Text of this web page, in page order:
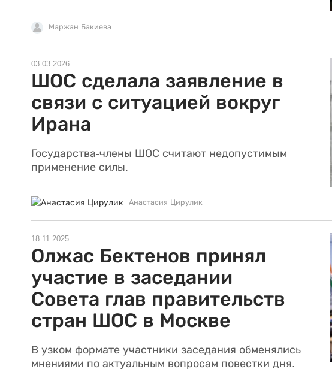
Маржан Бакиева
03.03.2026
ШОС сделала заявление в
связи с ситуацией вокруг
Ирана
Государства-члены ШОС считают недопустимым
применение силы.
Анастасия Цирулик
18.11.2025
Олжас Бектенов принял
участие в заседании
Совета глав правительств
стран ШОС в Москве
В узком формате участники заседания обменялись
мнениями по актуальным вопросам повестки дня.